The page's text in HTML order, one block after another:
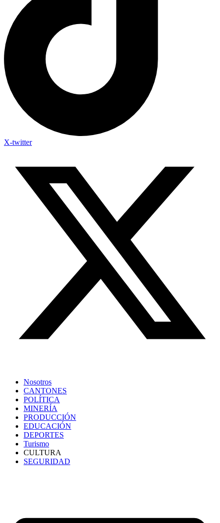
X-twitter
Nosotros
CANTONES
POLÍTICA
MINERÍA
PRODUCCIÓN
EDUCACIÓN
DEPORTES
Turismo
CULTURA
SEGURIDAD